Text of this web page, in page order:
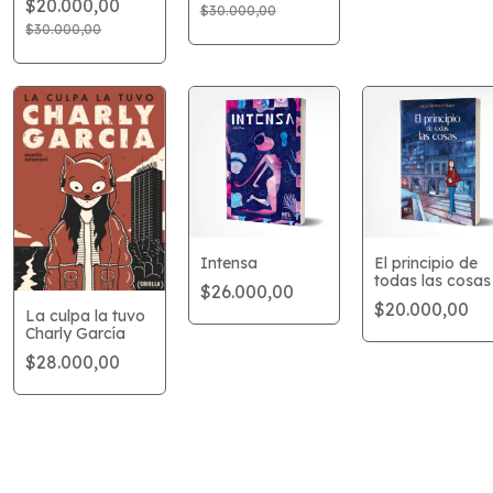
$20.000,00
$30.000,00
Colectiva
$30.000,00
La culpa la tuvo
Charly García
$28.000,00
Intensa
$26.000,00
El principio de
todas las cosas
$20.000,00